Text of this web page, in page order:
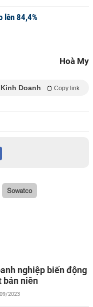
lên 84,4%
Hoà My
Doanh Copy link
Sowatco
nghiệp biến động
bán niên
2023